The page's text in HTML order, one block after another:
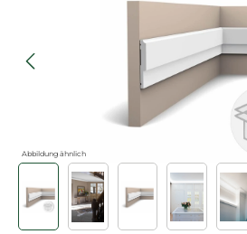
Abbildung ähnlich